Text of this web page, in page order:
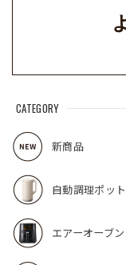
CATEGORY
新商品
自動調理ポット
エアーオーブン